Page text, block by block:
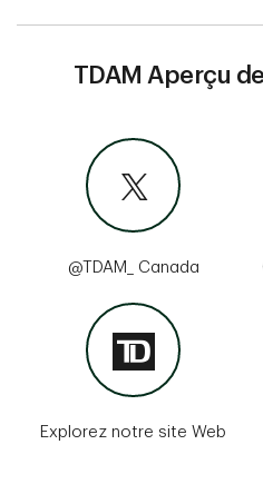
TDAM Aperçu
@TDAM_ Canada
Explorez notre site Web